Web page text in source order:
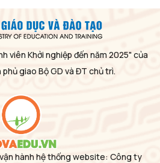
viên Khởi nghiệp đến năm 2025" của
giao Bộ GD và ĐT chủ trì.
hành hệ thống website: Công ty